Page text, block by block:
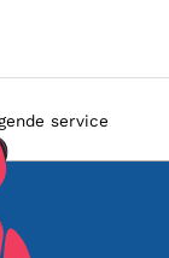
service